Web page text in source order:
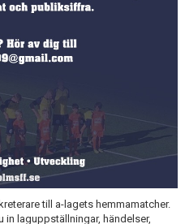
till a-lagets hemmamatcher.
in laguppställningar, händelser,